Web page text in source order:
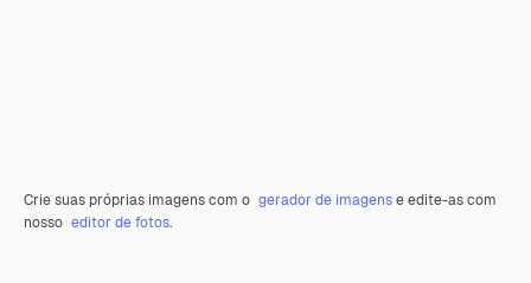
Crie suas próprias imagens com o gerador de imagense edite-as com
nosso editor de fotos.